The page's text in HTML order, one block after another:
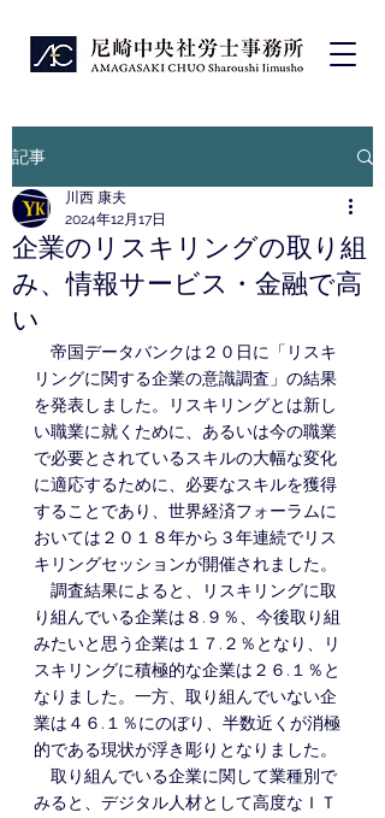
記事
企業のリスキリングの取り組
み、情報サービス・金融で高
い
川西 康夫
2024年12月17日
帝国データバンクは２０日に「リスキ
リングに関する企業の意識調査」の結果
を発表しました。リスキリングとは新し
い職業に就くために、あるいは今の職業
で必要とされているスキルの大幅な変化
に適応するために、必要なスキルを獲得
することであり、世界経済フォーラムに
おいては２０１８年から３年連続でリス
キリングセッションが開催されました。
調査結果によると、リスキリングに取
り組んでいる企業は８.９％、今後取り組
みたいと思う企業は１７.２％となり、リ
スキリングに積極的な企業は２６.１％と
なりました。一方、取り組んでいない企
業は４６.１％にのぼり、半数近くが消極
的である現状が浮き彫りとなりました。
取り組んでいる企業に関して業種別で
みると、デジタル人材として高度なＩＴ